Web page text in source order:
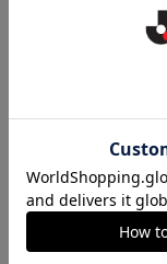
【S～4XL】2026/27ユニ
フォーム オーセンティッ
21,450円～25,950円